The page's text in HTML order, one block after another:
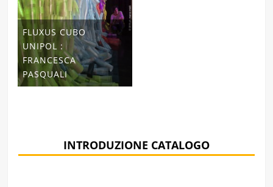
FLUXUS CUBO
UNIPOL :
FRANCESCA
PASQUALI
INTRODUZIONE CATALOGO